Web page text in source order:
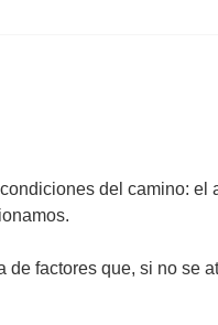
del camino:
factores que, si no se